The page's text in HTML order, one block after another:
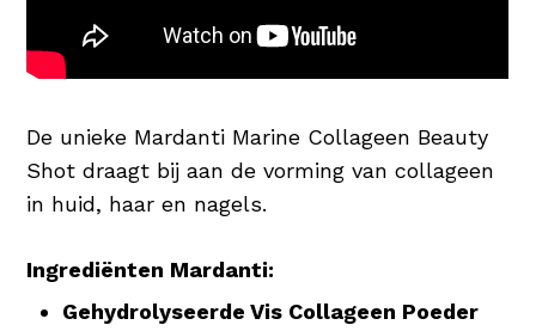
De unieke Mardanti Marine Collageen Beauty
Shot draagt bij aan de vorming van collageen
in huid, haar en nagels.
Ingrediënten Mardanti:
Gehydrolyseerde Vis Collageen Poeder